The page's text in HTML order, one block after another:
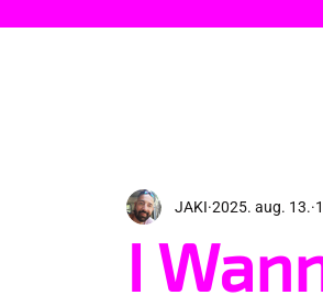
I
JAKI 2025. aug. 13.